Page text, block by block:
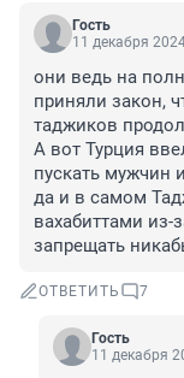
Гость
11 декабря
они ведь на
приняли закон,
таджиков
А вот Турция
пускать мужчин
да и в самом
вахабиттами из-
запрещать
ОТВЕТИТЬ 7
Гость
11 декабря